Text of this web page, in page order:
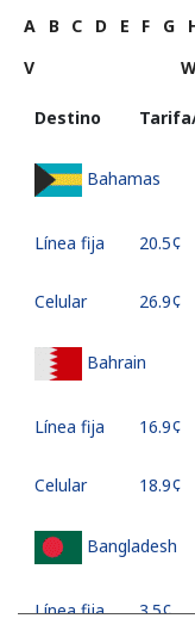
A B C D E F G
V
Destino
Bahamas
Línea fija ⁦20.5¢⁩
Celular ⁦26.9¢⁩
Bahrain
Línea fija ⁦16.9¢⁩
Celular ⁦18.9¢⁩
Bangladesh
Línea fija ⁦3.5¢⁩